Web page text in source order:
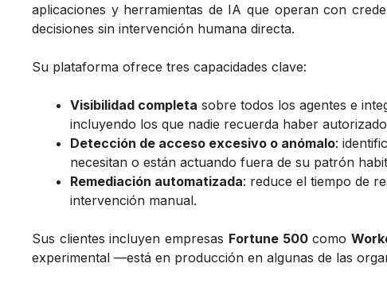
aplicaciones y herramientas de IA que operan con
decisiones sin intervención humana directa.
Su plataforma ofrece tres capacidades clave:
Visibilidad completa sobre todos los agentes e
incluyendo los que nadie recuerda haber
Detección de acceso excesivo o anómalo:
necesitan o están actuando fuera de su patrón
Remediación automatizada: reduce el tiempo de
intervención manual.
Sus clientes incluyen empresas Fortune 500como
experimental —está en producción en algunas de las